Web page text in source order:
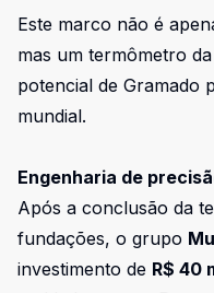
Este marco não é
mas um termômetro
potencial de Gramado
mundial.
Engenharia de
Após a conclusão da
fundações, o grupo
investimento de R$ 40